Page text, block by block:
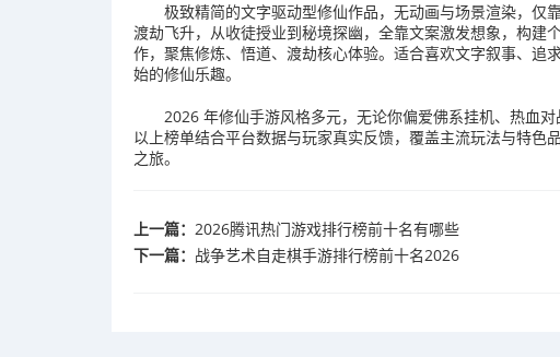
极致精简的文字驱动型修仙作品，无动画与场景渲染，仅
渡劫飞升，从收徒授业到秘境探幽，全靠文案激发想象，构建
作，聚焦修炼、悟道、渡劫核心体验。适合喜欢文字叙事、追
始的修仙乐趣。
2026 年修仙手游风格多元，无论你偏爱佛系挂机、热血
以上榜单结合平台数据与玩家真实反馈，覆盖主流玩法与特色
之旅。
上一篇： 2026腾讯热门游戏排行榜前十名有哪些
下一篇： 战争艺术自走棋手游排行榜前十名2026